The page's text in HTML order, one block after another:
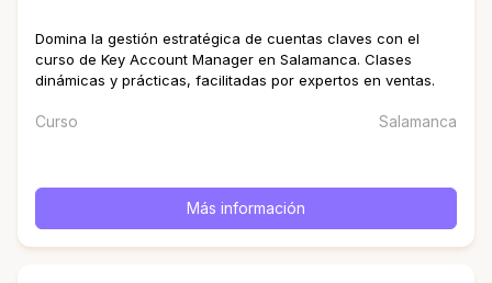
Domina la gestión estratégica de cuentas claves con el
curso de Key Account Manager en Salamanca. Clases
dinámicas y prácticas, facilitadas por expertos en ventas.
Curso Salamanca
Más información